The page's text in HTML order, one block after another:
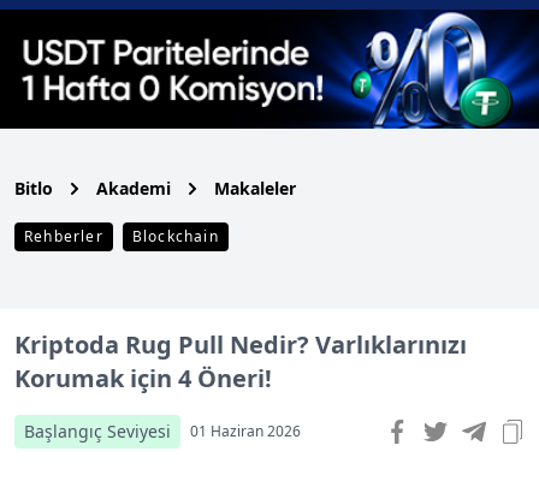
Bitlo Akademi Makaleler
Rehberler Blockchain
Kriptoda Rug Pull Nedir? Varlıklarınızı
Korumak için 4 Öneri!
Başlangıç Seviyesi 01 Haziran 2026